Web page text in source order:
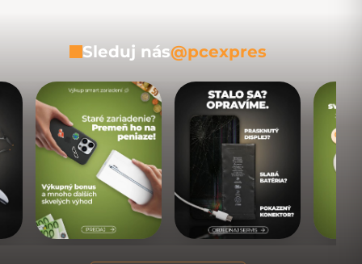
Sleduj nás@pcexpres